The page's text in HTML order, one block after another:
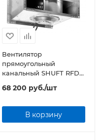
Вентилятор
прямоугольный
канальный SHUFT RFD
600х350-4 VIM
68 200 руб./шт
В корзину